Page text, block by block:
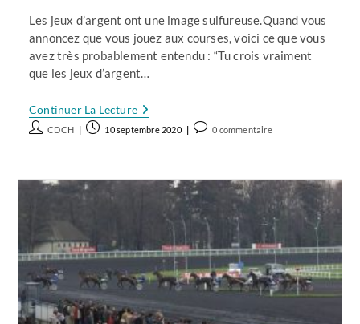
Fuir
Comme
Peste
!
Les jeux d’argent ont une image sulfureuse.Quand vous
annoncez que vous jouez aux courses, voici ce que vous
avez très probablement entendu : “Tu crois vraiment
que les jeux d’argent…
Continuer La LectureLes
Courses
C’est
Bonnes
Raisons
Elles
Devraient
Vous
Intéresser
!
Auteur/autrice
publication :
CDCH
Publication
10 septembre 2020
Commentaires
publication :
0 commentaire